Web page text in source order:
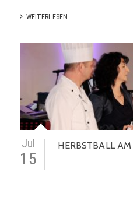
WEITERLESEN
Jul
15
HERBSTBALL